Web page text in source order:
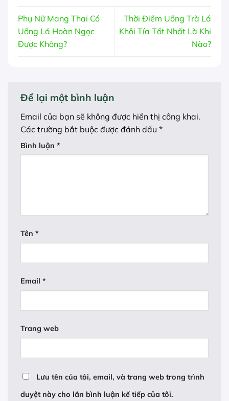
Phụ Nữ Mang Thai Có
Uống Lá Hoàn Ngọc
Được Không?
Thời Điểm Uống Trà Lá
Khôi Tía Tốt Nhất Là Khi
Nào?
Để lại một bình luận
Email của bạn sẽ không được hiển thị công khai.
Các trường bắt buộc được đánh dấu *
Bình luận *
Tên *
Email *
Trang web
Lưu tên của tôi, email, và trang web trong trình
duyệt này cho lần bình luận kế tiếp của tôi.